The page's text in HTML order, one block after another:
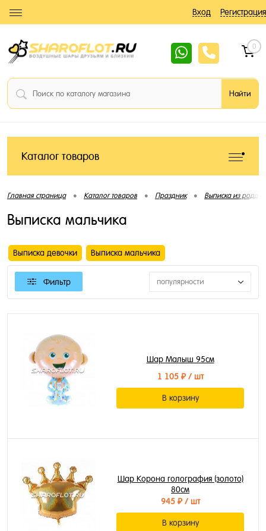
Вход Регистрация
0
Каталог товаров
Главная страница • Каталог товаров • Праздник • Выписка из
Выписка мальчика
Выписка девочки Выписка мальчика
Фильтр популярности
Шар Малыш 95см
1 105 ₽/ шт
В корзину
Шар Корона голография (золото)
80см
945 ₽/ шт
В корзину